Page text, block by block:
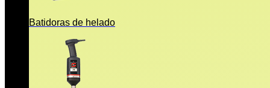
Batidoras de helado